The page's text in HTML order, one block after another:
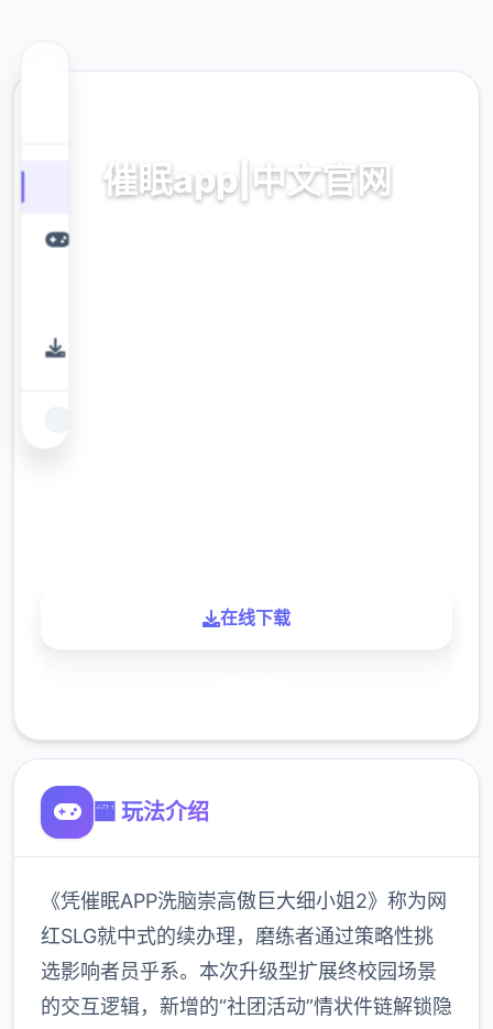
催眠app|中文官网
在线下载
🏧 玩法介绍
《凭催眠APP洗脑崇高傲巨大细小姐2》称为网
红SLG就中式的续办理，磨练者通过策略性挑
选影响者员乎系。本次升级型扩展终校园场景
的交互逻辑，新增的“社团活动”情状件链解锁隐